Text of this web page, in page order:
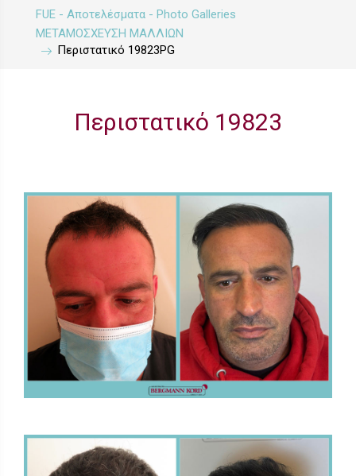
FUE - Αποτελέσματα - Photo Galleries
ΜΕΤΑΜΟΣΧΕΥΣΗ ΜΑΛΛΙΩΝ
Περιστατικό 19823PG
Περιστατικό 19823